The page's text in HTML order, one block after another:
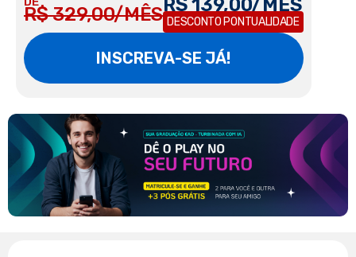
R$ 329,00/MÊSR$ 139,00/MÊS
DESCONTO PONTUALIDADE
INSCREVA-SE JÁ!